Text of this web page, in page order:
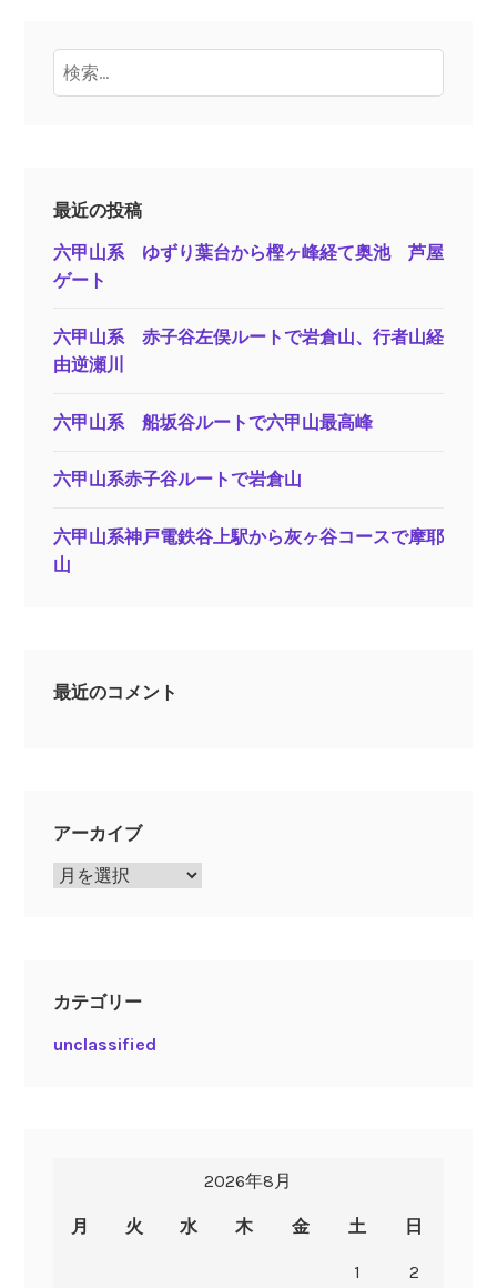
検
索:
最近の投稿
六甲山系 ゆずり葉台から樫ヶ峰経て奥池 芦屋
ゲート
六甲山系 赤子谷左俣ルートで岩倉山、行者山経
由逆瀬川
六甲山系 船坂谷ルートで六甲山最高峰
六甲山系赤子谷ルートで岩倉山
六甲山系神戸電鉄谷上駅から灰ヶ谷コースで摩耶
山
最近のコメント
アーカイブ
ア
カテゴリー
unclassified
2026年8月
月 火 水 木 金 土 日
1 2